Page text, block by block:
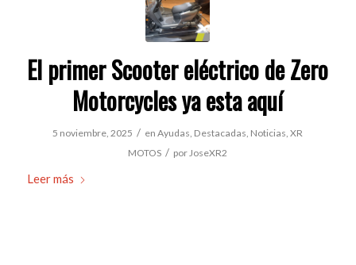
El primer Scooter eléctrico de Zero
Motorcycles ya esta aquí
5 noviembre, 2025 / enAyudas, Destacadas, Noticias,XR
MOTOS / porJoseXR2
Leer más